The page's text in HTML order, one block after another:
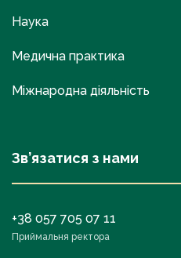
Наука
Медична практика
Міжнародна діяльність
Зв’язатися з нами
+38 057 705 07 11
Приймальня ректора